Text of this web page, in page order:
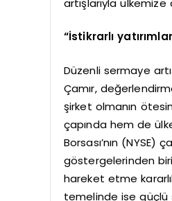
“İstikrarlı
Düzenli sermaye
Çamır,
şirket olmanın
çapında hem de
Borsası’nın (NYSE)
göstergelerinden
hareket etme
temelinde ise güçlü